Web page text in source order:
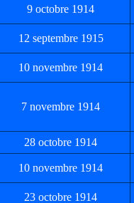
9 octobre 1914
12 septembre 1915
10 novembre 1914
7 novembre 1914
28 octobre 1914
10 novembre 1914
23 octobre 1914